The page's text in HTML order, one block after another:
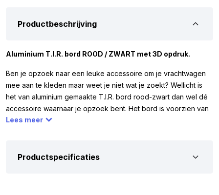
Productbeschrijving
Aluminium T.I.R. bord ROOD / ZWART met 3D opdruk.
Ben je opzoek naar een leuke accessoire om je vrachtwagen
mee aan te kleden maar weet je niet wat je zoekt? Wellicht is
het van aluminium gemaakte T.I.R. bord rood-zwart dan wel dé
accessoire waarnaar je opzoek bent. Het bord is voorzien van
3D opdruk letters en is eenvoudig op je vrachtwagen en/of
Afmetingen:
Lees meer
Productspecificaties